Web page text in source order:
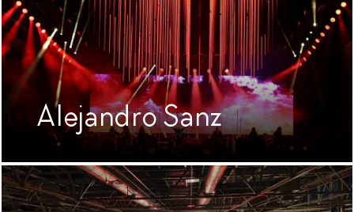
Alejandro Sanz